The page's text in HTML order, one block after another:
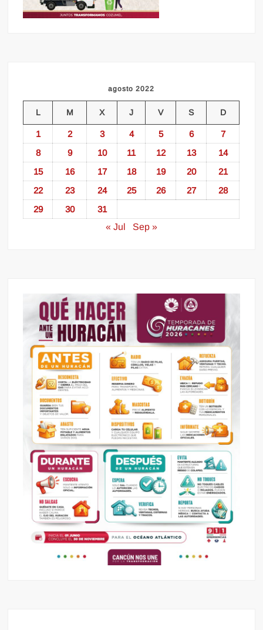
agosto 2022
L M X J V S D
1 2 3 4 5 6
7
8
9 10 11 12 13
14
15
16 17 18 19 20
21
22
23 24 25 26 27
28
29
30
31
« Jul
Sep »